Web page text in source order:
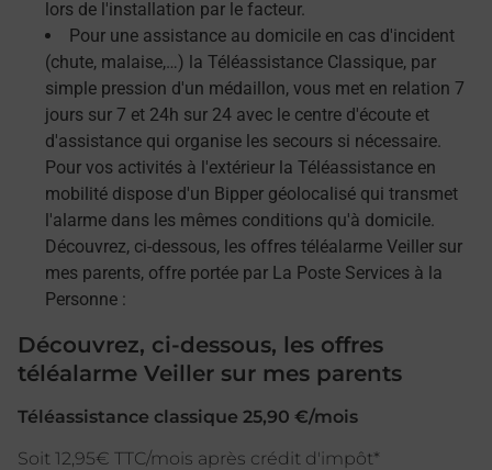
lors de l'installation par le facteur.
Pour une assistance au domicile en cas d'incident
(chute, malaise,…) la Téléassistance Classique, par
simple pression d'un médaillon, vous met en relation 7
jours sur 7 et 24h sur 24 avec le centre d'écoute et
d'assistance qui organise les secours si nécessaire.
Pour vos activités à l'extérieur la Téléassistance en
mobilité dispose d'un Bipper géolocalisé qui transmet
l'alarme dans les mêmes conditions qu'à domicile.
Découvrez, ci-dessous, les offres téléalarme Veiller sur
mes parents, offre portée par La Poste Services à la
Personne :
Découvrez, ci-dessous, les offres
téléalarme Veiller sur mes parents
Téléassistance classique 25,90 €/mois
Soit 12,95€ TTC/mois après crédit d'impôt*